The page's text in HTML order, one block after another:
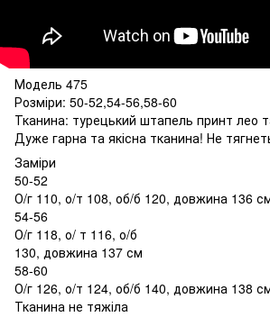
Модель 475
Розміри: 50-52,54-56,58-60
Тканина: турецький штапель принт лео
Дуже гарна та якісна тканина! Не
Заміри
50-52
О/г 110, о/т 108, об/б 120, довжина 136
54-56
О/г 118, о/ т 116, о/б
130, довжина 137 см
58-60
О/г 126, о/т 124, об/б 140, довжина 138
Тканина не тяжіла